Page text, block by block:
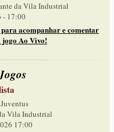
da Vila Industrial
- 17:00
acompanhar e comentar
jogo Ao Vivo!
Vila Industrial
17:00